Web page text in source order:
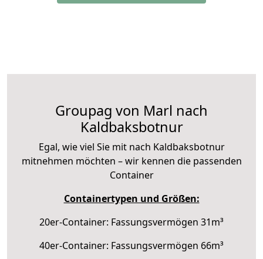
Groupag von Marl nach
Kaldbaksbotnur
Egal, wie viel Sie mit nach Kaldbaksbotnur
mitnehmen möchten – wir kennen die passenden
Container
Containertypen und Größen:
20er-Container: Fassungsvermögen 31m³
40er-Container: Fassungsvermögen 66m³